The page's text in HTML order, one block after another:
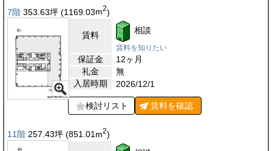
7階 353.63坪 (1169.03m2)
賃料 相談
賃料を知りたい
保証金
12ヶ月
礼金
無
入居時期
2026/12/1
検討リスト 賃料を確認
11階 257.43坪 (851.01 m2)